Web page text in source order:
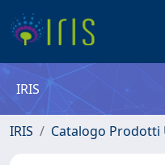
IRIS
IRIS Catalogo Prodotti